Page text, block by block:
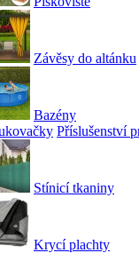
Závěsy do altánku
Bazény
Příslušenství
Stínicí tkaniny
Krycí plachty